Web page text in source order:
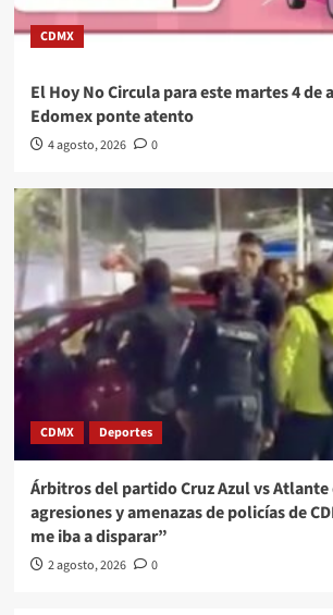
CDMX
El Hoy No Circula para este martes 4 de
Edomex ponte atento
4 agosto, 2026 0
CDMX Deportes
Árbitros del partido Cruz Azul vs
agresiones y amenazas de policías de
me iba a disparar”
2 agosto, 2026 0